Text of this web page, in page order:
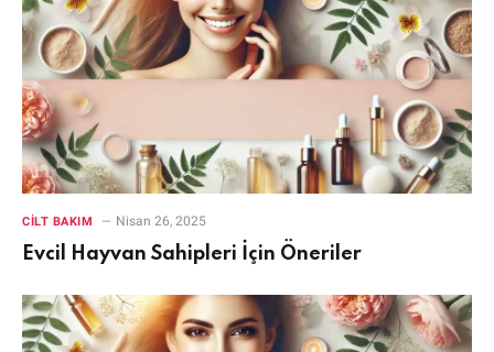
CILT BAKIM Nisan 26, 2025
Evcil Hayvan Sahipleri İçin Öneriler